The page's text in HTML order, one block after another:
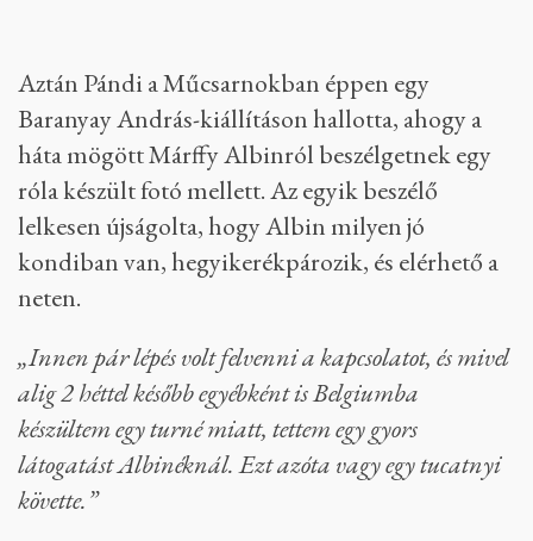
Aztán Pándi a Műcsarnokban éppen egy
Baranyay András-kiállításon hallotta, ahogy a
háta mögött Márffy Albinról beszélgetnek egy
róla készült fotó mellett. Az egyik beszélő
lelkesen újságolta, hogy Albin milyen jó
kondiban van, hegyikerékpározik, és elérhető a
neten.
„Innen pár lépés volt felvenni a kapcsolatot, és mivel
alig 2 héttel később egyébként is Belgiumba
készültem egy turné miatt, tettem egy gyors
látogatást Albinéknál. Ezt azóta vagy egy tucatnyi
követte.”